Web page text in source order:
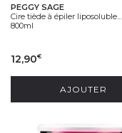
PEGGY SAGE
Cire tiède à épiler liposoluble...
800ml
12,90€
AJOUTER